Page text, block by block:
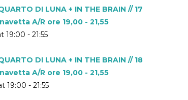
DI LUNA + IN THE BRAIN // 17
A/R ore 19,00 - 21,55
19:00 - 21:55
DI LUNA + IN THE BRAIN // 18
A/R ore 19,00 - 21,55
19:00 - 21:55